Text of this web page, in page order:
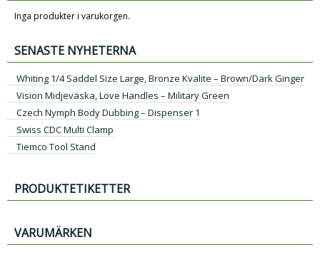
Inga produkter i varukorgen.
SENASTE NYHETERNA
Whiting 1/4 Saddel Size Large, Bronze Kvalite – Brown/Dark Ginger
Vision Midjeväska, Love Handles – Military Green
Czech Nymph Body Dubbing – Dispenser 1
Swiss CDC Multi Clamp
Tiemco Tool Stand
PRODUKTETIKETTER
VARUMÄRKEN